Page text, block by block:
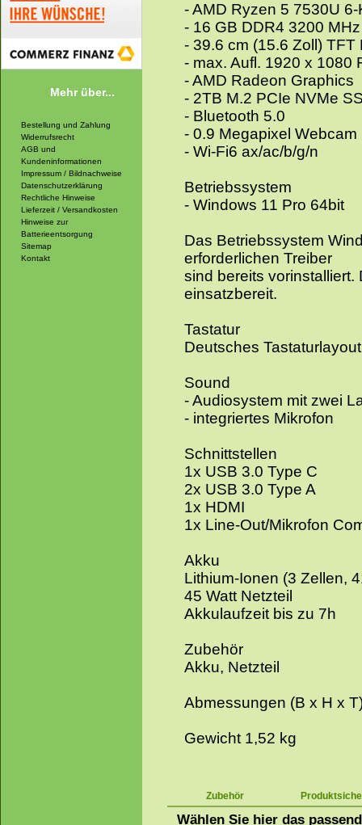
Mehr über...
Bestellung und Zahlung
Widerrufsrecht
AGB und
Kundeninformationen
Impressum / Bildnachweise
Datenschutzerklärung
Rechtliche Hinweise
Lieferzeit / Versandkosten
Hinweise zur
Batterieentsorgung
Sitemap
Kontakt
- AMD Ryzen 5 7530U
- 16 GB DDR4 3200
- 39.6 cm (15.6 Zoll) TFT
- max. Aufl. 1920 x 1080
- AMD Radeon Graphics
- 2TB M.2 PCIe NVMe
- Bluetooth 5.0
- 0.9 Megapixel Webcam
- Wi-Fi6 ax/ac/b/g/n
Betriebssystem
- Windows 11 Pro 64bit
Das Betriebssystem
erforderlichen Treiber
sind bereits
einsatzbereit.
Tastatur
Deutsches
Sound
- Audiosystem mit zwei
- integriertes Mikrofon
Schnittstellen
1x USB 3.0 Type C
2x USB 3.0 Type A
1x HDMI
1x Line-Out/Mikrofon
Akku
Lithium-Ionen (3 Zellen,
45 Watt Netzteil
Akkulaufzeit bis zu 7h
Zubehör
Akku, Netzteil
Abmessungen (B x H x
Gewicht 1,52 kg
Zubehör
Wählen Sie hier das